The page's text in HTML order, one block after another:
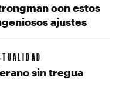
con estos
ajustes
sin tregua